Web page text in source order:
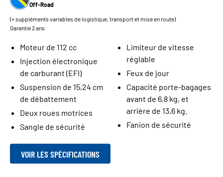
Off-Road
(+ suppléments variables de logistique, transport et mise en route)
Garantie 2 ans
Moteur de 112 cc
Injection électronique
de carburant (EFI)
Suspension de 15,24 cm
de débattement
Deux roues motrices
Sangle de sécurité
Limiteur de vitesse
réglable
Feux de jour
Capacité porte-bagages
avant de 6,8 kg, et
arrière de 13,6 kg.
Fanion de sécurité
VOIR LES SPÉCIFICATIONS